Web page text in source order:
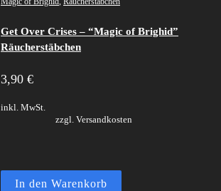
Get Over Crises – “Magic of Brighid”
Räucherstäbchen
3,90 €
inkl. MwSt.
zzgl. Versandkosten
In den Warenkorb